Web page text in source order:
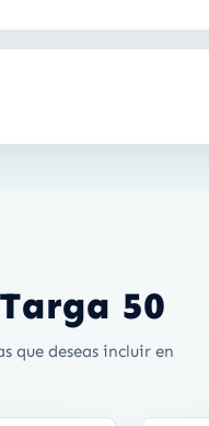
50
que deseas incluir en